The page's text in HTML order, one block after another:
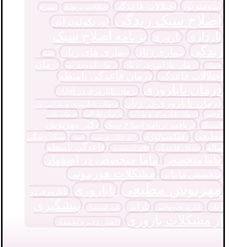
اختلالات قاعدگی اختلالات پریودی اسپرم
اصلاح سبک زندگی اوریکولوتراپی
بارداری باروری برنامه اصلاح سبک
زندگی
بیماری زنان بیماری های زنان
تخمک
حاملگی
درمان-نازایی-در-زنان درمان آندومتریوز
درمان
اختلالات قاعدگی درمان قاعدگی نامنظم
درمان ناباروری درمان ناباروری در آقایان
درمان ناباروری در زنان
درمان ناباروری و نارایی در
زوجین
درمان ناباروری و نازایی درمان نازایی
درمان پلی
کیستیک
دریافت برنامه اصلاح سبک
دکتر مهرنوش
مطیعی
رفلکسولوژی رژیم غذایی مناسب زایمان
سبک زندگی
سیکل قاعدگی علائم آندومتریوز قاعدگی نامنظم
ماما متخصص ماما متخصص در اصفهان
متخصص مامایی مشکلات هورمونی
مهرنوش مطیعی ناباروری
ناباروری در
زنان
ناباروری زوجین نازایی پلی کیستیک
پیشگیری
از مشکلات باروری
کاهش ذخیره تخمدان